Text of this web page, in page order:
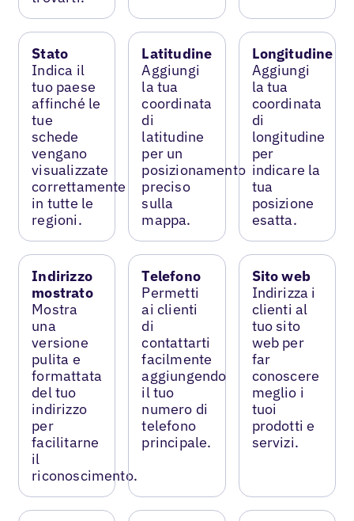
Stato
Indica il
tuo paese
affinché le
tue
schede
vengano
visualizzate
correttamente
in tutte le
regioni.
Latitudine
Aggiungi
la tua
coordinata
di
latitudine
per un
posizionamento
preciso
sulla
mappa.
Longitudine
Aggiungi
la tua
coordinata
di
longitudine
per
indicare la
tua
posizione
esatta.
Indirizzo
mostrato
Mostra
una
versione
pulita e
formattata
del tuo
indirizzo
per
facilitarne
il
riconoscimento.
Telefono
Permetti
ai clienti
di
contattarti
facilmente
aggiungendo
il tuo
numero di
telefono
principale.
Sito web
Indirizza i
clienti al
tuo sito
web per
far
conoscere
meglio i
tuoi
prodotti e
servizi.